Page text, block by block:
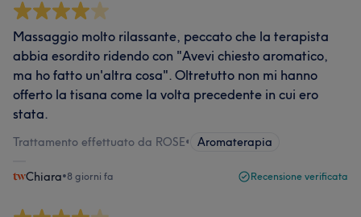
Massaggio molto rilassante, peccato che la terapista
abbia esordito ridendo con "Avevi chiesto aromatico,
ma ho fatto un'altra cosa". Oltretutto non mi hanno
offerto la tisana come la volta precedente in cui ero
stata.
Trattamento effettuato da ROSE• Aromaterapia
Chiara•8 giorni fa Recensione verificata